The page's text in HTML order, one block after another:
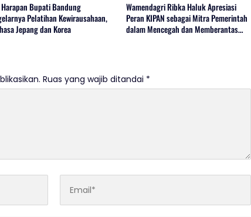
Bupati Bandung
Pelatihan Kewirausahaan,
Jepang dan Korea
Wamendagri Ribka Haluk Apresiasi
Peran KIPAN sebagai Mitra Pemerintah
dalam Mencegah dan Memberantas
Ruas yang wajib ditandai *